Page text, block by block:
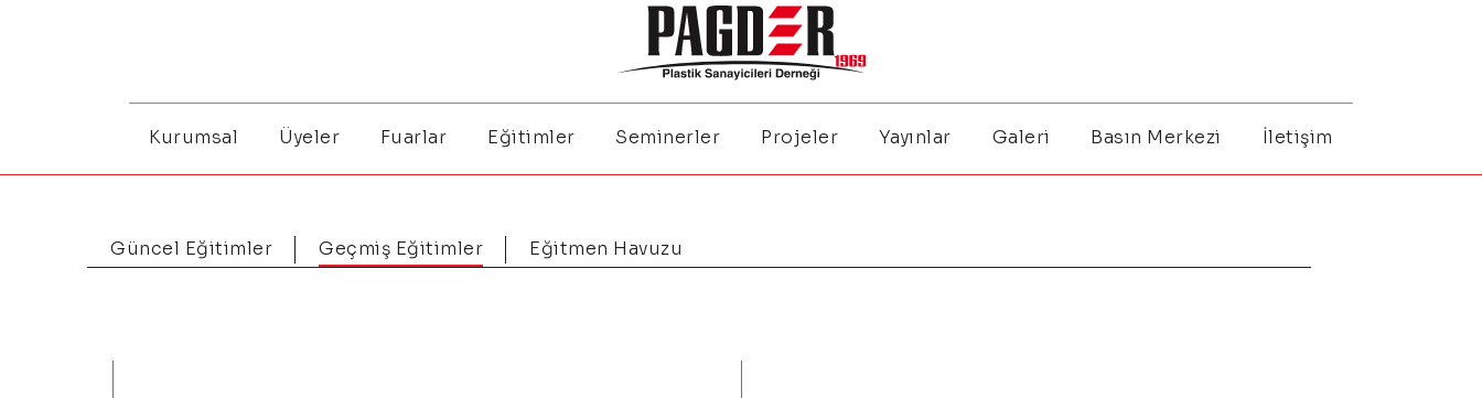
Kurumsal Üyeler Fuarlar Eğitimler Seminerler Projeler Yayınlar Galeri Basın Merkezi İletişim
Güncel Eğitimler Geçmiş Eğitimler Eğitmen Havuzu